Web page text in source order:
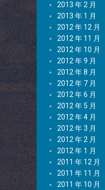
2013 年 2 月
2013 年 1 月
2012 年 12 月
2012 年 11 月
2012 年 10 月
2012 年 9 月
2012 年 8 月
2012 年 7 月
2012 年 6 月
2012 年 5 月
2012 年 4 月
2012 年 3 月
2012 年 2 月
2012 年 1 月
2011 年 12 月
2011 年 11 月
2011 年 10 月